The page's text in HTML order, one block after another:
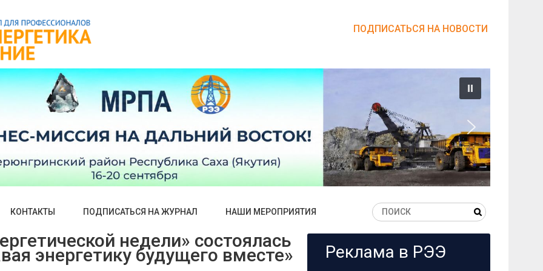
ПОДПИСАТЬСЯ НА НОВОСТИ
КОНТАКТЫ ПОДПИСАТЬСЯ НА ЖУРНАЛ НАШИ МЕРОПРИЯТИЯ
недели» состоялась
энергетику будущего вместе» Реклама в РЭЭ